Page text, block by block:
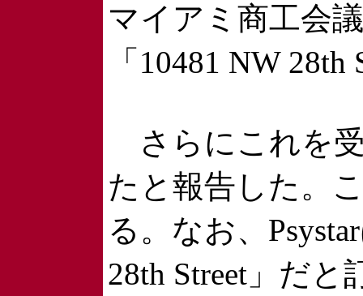
マイアミ商工会
「10481 NW
さらにこれを受
たと報告した。
る。なお、
28th Street」だ